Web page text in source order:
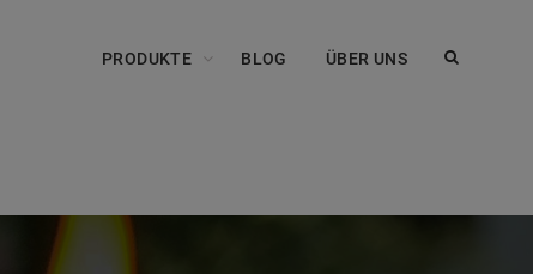
PRODUKTE BLOG ÜBER UNS